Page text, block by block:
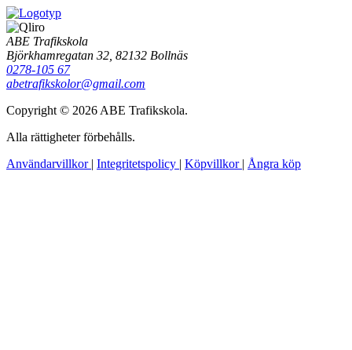
ABE Trafikskola
Björkhamregatan 32, 82132 Bollnäs
0278-105 67
abetrafikskolor@gmail.com
Copyright © 2026 ABE Trafikskola.
Alla rättigheter förbehålls.
Användarvillkor | Integritetspolicy | Köpvillkor | Ångra köp